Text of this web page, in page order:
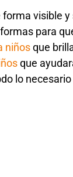
visible
para
niñosque
que
lo